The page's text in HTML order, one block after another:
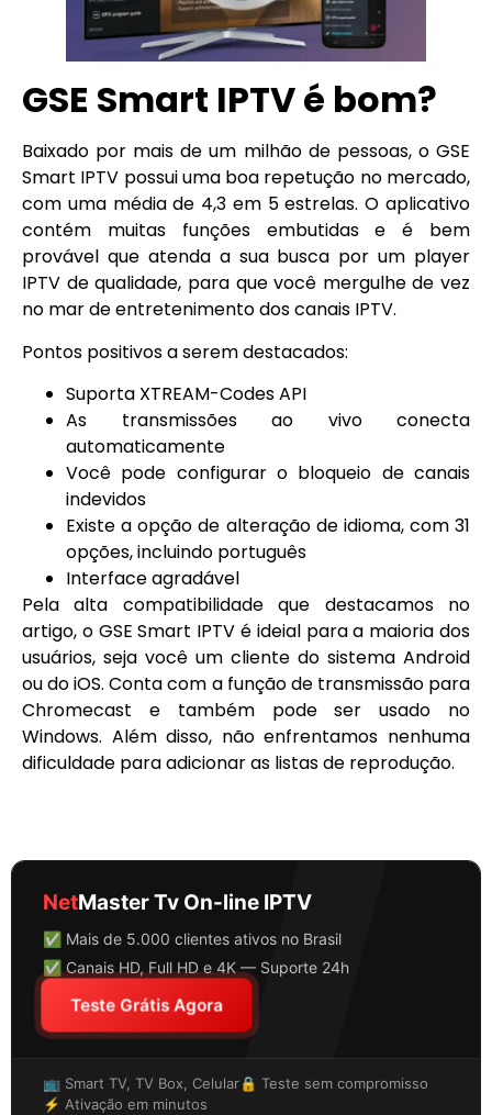
GSE Smart IPTV é bom?
Baixado por mais de um milhão de pessoas, o GSE
Smart IPTV possui uma boa repetução no mercado,
com uma média de 4,3 em 5 estrelas. O aplicativo
contém muitas funções embutidas e é bem
provável que atenda a sua busca por um player
IPTV de qualidade, para que você mergulhe de vez
no mar de entretenimento dos canais IPTV.
Pontos positivos a serem destacados:
Suporta XTREAM-Codes API
As transmissões ao vivo conecta
automaticamente
Você pode configurar o bloqueio de canais
indevidos
Existe a opção de alteração de idioma, com 31
opções, incluindo português
Interface agradável
Pela alta compatibilidade que destacamos no
artigo, o GSE Smart IPTV é ideial para a maioria dos
usuários, seja você um cliente do sistema Android
ou do iOS. Conta com a função de transmissão para
Chromecast e também pode ser usado no
Windows. Além disso, não enfrentamos nenhuma
dificuldade para adicionar as listas de reprodução.
NetMaster Tv On-line IPTV
✅ Mais de 5.000 clientes ativos no Brasil
✅ Canais HD, Full HD e 4K — Suporte 24h
Teste Grátis Agora
📺 Smart TV, TV Box, Celular🔒 Teste sem compromisso
⚡ Ativação em minutos